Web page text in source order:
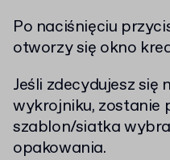
Po naciśnięciu
otworzy się okno
Jeśli zdecydujesz
wykrojniku, zostanie
szablon/siatka
opakowania.